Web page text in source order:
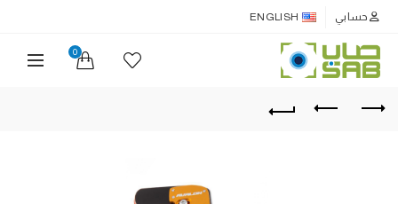
حسابي ENGLISH
0